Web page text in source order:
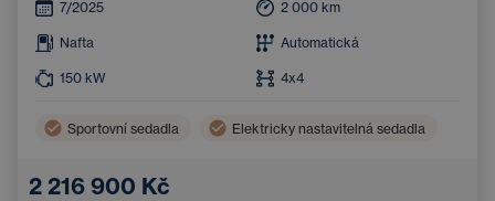
7/2025 2 000 km
Nafta Automatická
150 kW 4x4
Sportovní sedadla Elektricky nastavitelná sedadla
2 216 900 Kč